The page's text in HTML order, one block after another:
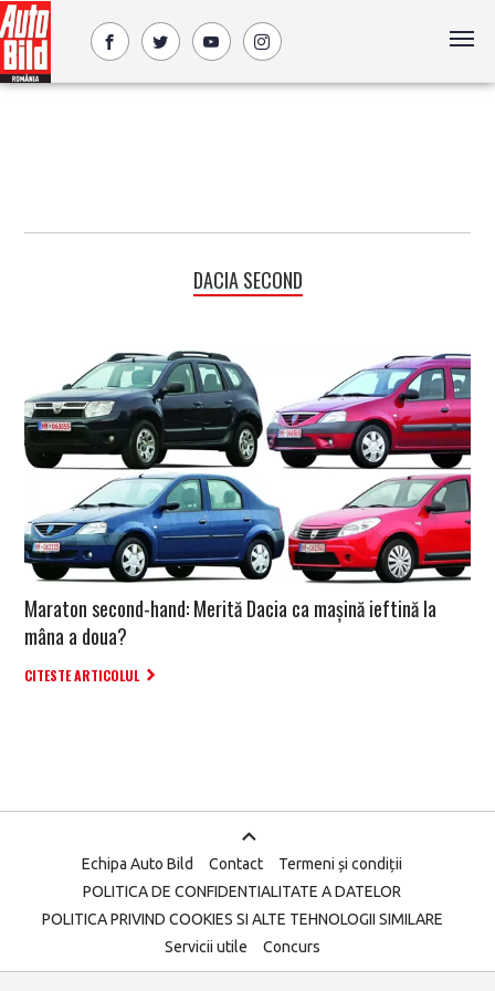
DACIA SECOND
Maraton second-hand: Merită Dacia ca mașină ieftină la
mâna a doua?
CITESTE ARTICOLUL
Echipa Auto Bild Contact
Termeni și condiții
POLITICA DE CONFIDENTIALITATE A DATELOR
POLITICA PRIVIND COOKIES SI ALTE TEHNOLOGII SIMILARE
Servicii utile
Concurs